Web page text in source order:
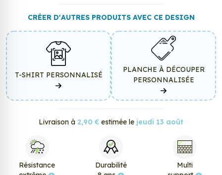
CRÉER D'AUTRES PRODUITS AVEC CE DESIGN
T-SHIRT PERSONNALISÉ
PLANCHE À DÉCOUPER
PERSONNALISÉE
Livraison à 2,90 € estimée le jeudi 13 août
Résistance
Durabilité
Multi